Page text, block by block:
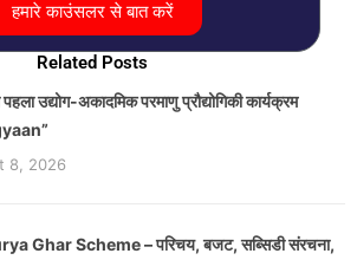
हमारे काउंसलर से बात करें
Related Posts
उद्योग-अकादमिक परमाणु प्रौद्योगिकी कार्यक्रम
8, 2026
Ghar Scheme – परिचय, बजट, सब्सिडी संरचना,